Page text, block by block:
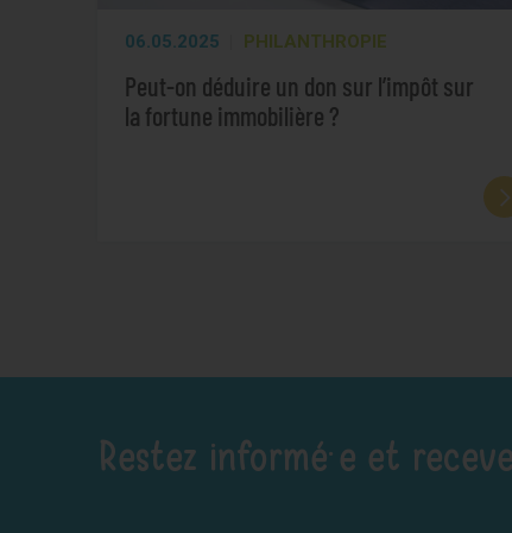
06.05.2025 PHILANTHROPIE
Peut-on déduire un don sur l’impôt sur
la fortune immobilière ?
Restez informé·e et